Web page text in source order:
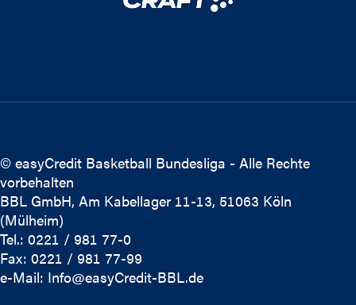
© easyCredit Basketball Bundesliga - Alle Rechte
vorbehalten
BBL GmbH, Am Kabellager 11-13, 51063 Köln
(Mülheim)
Tel.: 0221 / 981 77-0
Fax: 0221 / 981 77-99
e-Mail: Info@easyCredit-BBL.de